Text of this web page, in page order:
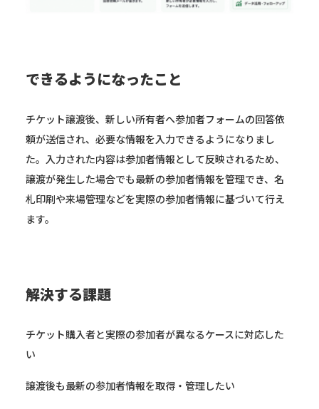
できるようになったこと
チケット譲渡後、新しい所有者へ参加者フォームの回答依
頼が送信され、必要な情報を入力できるようになりまし
た。入力された内容は参加者情報として反映されるため、
譲渡が発生した場合でも最新の参加者情報を管理でき、名
札印刷や来場管理などを実際の参加者情報に基づいて行え
ます。
解決する課題
チケット購入者と実際の参加者が異なるケースに対応した
い
譲渡後も最新の参加者情報を取得・管理したい